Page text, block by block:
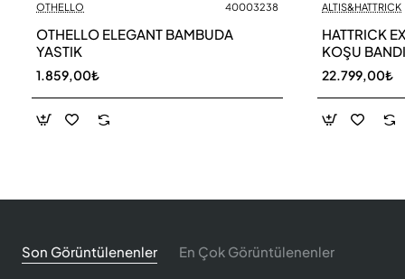
OTHELLO 40003238
OTHELLO ELEGANT BAMBUDA
YASTIK
1.859,00₺
ALTIS&HATTRICK
HATTRICK
KOŞU BANDI
22.799,00₺
Son Görüntülenenler En Çok Görüntülenenler